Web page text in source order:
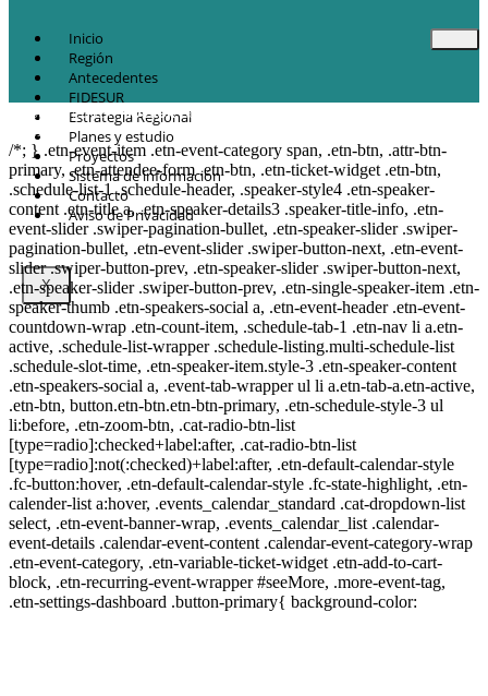
Inicio
Región
Antecedentes
FIDESUR
Estrategia Regional
Planes y estudio
Proyectos
Sistema de información
Contacto
Aviso de Privacidad
X
© Copyright 2021.FIDESURFideicomiso para el Desarrollo Regional del Sur
Sureste.
/*; } .etn-event-item .etn-event-category span, .etn-btn, .attr-btn-
primary, .etn-attendee-form .etn-btn, .etn-ticket-widget .etn-btn,
.schedule-list-1 .schedule-header, .speaker-style4 .etn-speaker-
content .etn-title a, .etn-speaker-details3 .speaker-title-info, .etn-
event-slider .swiper-pagination-bullet, .etn-speaker-slider .swiper-
pagination-bullet, .etn-event-slider .swiper-button-next, .etn-event-
slider .swiper-button-prev, .etn-speaker-slider .swiper-button-next,
.etn-speaker-slider .swiper-button-prev, .etn-single-speaker-item .etn-
speaker-thumb .etn-speakers-social a, .etn-event-header .etn-event-
countdown-wrap .etn-count-item, .schedule-tab-1 .etn-nav li a.etn-
active, .schedule-list-wrapper .schedule-listing.multi-schedule-list
.schedule-slot-time, .etn-speaker-item.style-3 .etn-speaker-content
.etn-speakers-social a, .event-tab-wrapper ul li a.etn-tab-a.etn-active,
.etn-btn, button.etn-btn.etn-btn-primary, .etn-schedule-style-3 ul
li:before, .etn-zoom-btn, .cat-radio-btn-list
[type=radio]:checked+label:after, .cat-radio-btn-list
[type=radio]:not(:checked)+label:after, .etn-default-calendar-style
.fc-button:hover, .etn-default-calendar-style .fc-state-highlight, .etn-
calender-list a:hover, .events_calendar_standard .cat-dropdown-list
select, .etn-event-banner-wrap, .events_calendar_list .calendar-
event-details .calendar-event-content .calendar-event-category-wrap
.etn-event-category, .etn-variable-ticket-widget .etn-add-to-cart-
block, .etn-recurring-event-wrapper #seeMore, .more-event-tag,
.etn-settings-dashboard .button-primary{ background-color: